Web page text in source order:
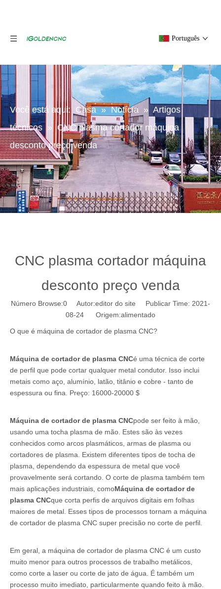
Português
Você está aqui: Casa » Notícia » Artigos
técnicos » CNC plasma cortador máquina
desconto preço venda
CNC plasma cortador máquina
desconto preço venda
Número Browse:0 Autor:editor do site Publicar Time: 2021-
08-24 Origem:alimentado
O que é máquina de cortador de plasma CNC?
Máquina de cortador de plasma CNCé uma técnica de corte
de perfil que pode cortar qualquer metal condutor. Isso inclui
metais como aço, alumínio, latão, titânio e cobre - tanto de
espessura ou fina. Preço: 16000-20000 $
Máquina de cortador de plasma CNCpode ser feito à mão,
usando uma tocha plasma de mão. Estes são às vezes
conhecidos como arcos plasmáticos, armas de plasma ou
cortadores de plasma. Existem diferentes tipos de tocha de
plasma, dependendo da espessura de metal que você
provavelmente será cortando. O corte de plasma também tem
mais aplicações industriais, comoMáquina de cortador de
plasma CNCque corta perfis de arquivos digitais em folhas
maiores de metal. Esses tipos de processos tornam a máquina
de cortador de plasma CNC super precisão no corte de perfil.
Em geral, a máquina de cortador de plasma CNC é um custo
muito menor para outros processos de trabalho metálicos,
como corte a laser ou corte de jato de água. É também um
processo muito imediato, particularmente quando feito à mão.